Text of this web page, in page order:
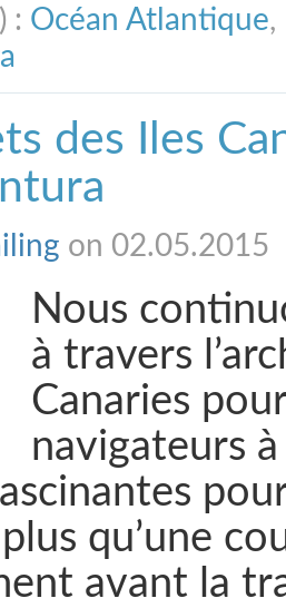
: Océan Atlantique,
des Iles
on 02.05.2015
Nous
à travers
Canaries
navigateurs
qu’une
avant la